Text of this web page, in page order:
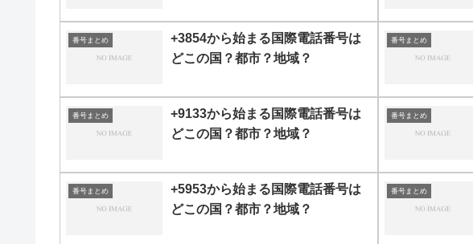
番号まとめ
+3854から始まる国際電話番号は
どこの国？都市？地域？
番号まとめ
番号まとめ
+9133から始まる国際電話番号は
どこの国？都市？地域？
番号まとめ
番号まとめ
+5953から始まる国際電話番号は
どこの国？都市？地域？
番号まとめ